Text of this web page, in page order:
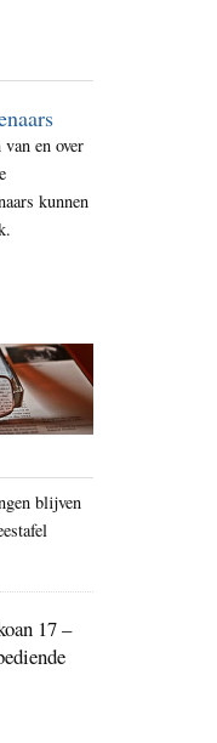
en over
kunnen
blijven
17 –